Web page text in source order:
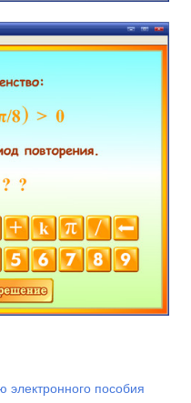
электронного пособия